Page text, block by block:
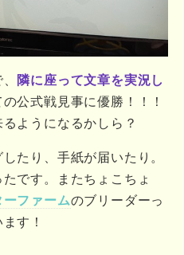
隣に座って文章を実況し
公式戦見事に優勝！！！
ようになるかしら？
したり、手紙が届いたり。
です。またちょこちょ
ファームのブリーダーっ
す！